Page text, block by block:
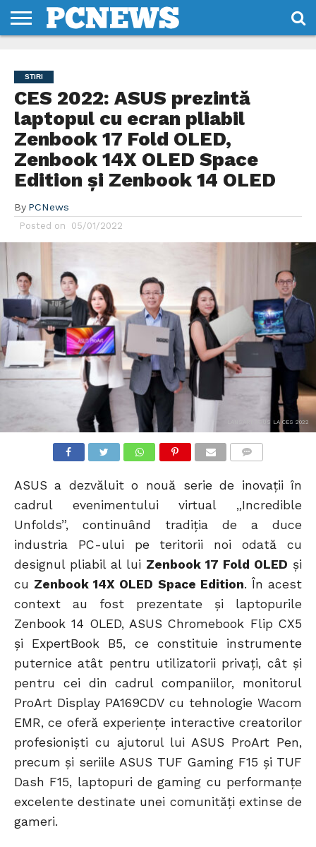
NOI
SI
CONDITII
STIRI
CES 2022: ASUS prezintă
laptopul cu ecran pliabil
Zenbook 17 Fold OLED,
Zenbook 14X OLED Space
Edition și Zenbook 14 OLED
By PCNews
Posted on 05/01/2022
LANSĂRI ASUS LA CES 2022
ASUS a dezvăluit o nouă serie de inovații în
cadrul evenimentului virtual „Incredible
Unfolds”, continuând tradiția de a duce
industria PC-ului pe teritorii noi odată cu
designul pliabil al lui Zenbook 17 Fold OLED și
cu Zenbook 14X OLED Space Edition. În acest
context au fost prezentate și laptopurile
Zenbook 14 OLED, ASUS Chromebook Flip CX5
și ExpertBook B5, ce constituie instrumente
puternice atât pentru utilizatorii privați, cât și
pentru cei din cadrul companiilor, monitorul
ProArt Display PA169CDV cu tehnologie Wacom
EMR, ce oferă experiențe interactive creatorilor
profesioniști cu ajutorul lui ASUS ProArt Pen,
precum și seriile ASUS TUF Gaming F15 și TUF
Dash F15, laptopuri de gaming cu performanțe
excelente destinate unei comunități extinse de
gameri.